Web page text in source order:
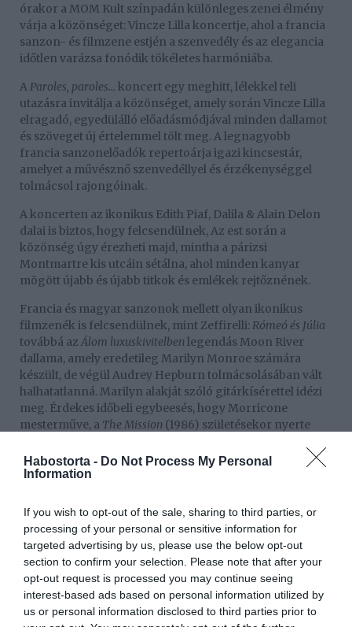
Habostorta - Do Not Process My Personal
Information
If you wish to opt-out of the sale, sharing to third parties, or
processing of your personal or sensitive information for
targeted advertising by us, please use the below opt-out
section to confirm your selection. Please note that after your
opt-out request is processed you may continue seeing
interest-based ads based on personal information utilized by
us or personal information disclosed to third parties prior to
órakor a MOM Kult színpadán különleges zenei élmény
várja a közönséget: Vincze Lilla koncertje, ahol a francia
sanzon- és filmzene estjén a szenvedély és az elegancia
időtlen varázsa fonódik tökéletes harmóniába.
AParoles, paroles... koncert egy meghitt, lélekkel teli
utazásra invitálja a közönséget, amely során Vincze Lilla
elragadó, egyedülálló előadásmódjával minden dallamot
és szöveget új értelemmel tölt meg. A legnagyobb
francia sanzonelőadók repertoárja igazi kincsestár,
amelyet a művésznő szenvedéllyel és érzékenységgel
tolmácsol rajongóinak.
A koncerten az ikonikus Edith Piaf, Dalila & Alain Delon
dalai is biztos, hogy felcsendülnek, Az est során a
közönség úgy érezheti majd, mintha a párizsi
Montmartre kis utcáin sétálna, ahol minden kanyar
mögött újabb és újabb titkok és emlékek rejtőznének.
Francia és magyar sanzonok mellett olyan ikonikus
filmzenék is felcsendülnek, mint Zeffirelli: Rómeó és Júlia
továbbá az Álom luxuskivitelben legendás Moon River
dallama, amely eredetileg Marilyn Monroe számára
készült, de végül Audrey Hepburn tolmácsolásában vált
halhatatlanná. Marilyn alakját szóló gitárkísérettel idézi
meg. Érdekes időbeli egybeesés, hogy Morricone
mesterműve, a The Mission (1986) születésekor nyerte
zenekar. A MOM Kult színpadán nem csupán nagyszerű
zenék hangzanak el, hanem érzések, történetek, sorsok
atmoszférája tökéletes arra, hogy a közönség közel
érezhesse magát Lilla csodálatos zenei világához.
Vincze Lillátaz ikonikus Napoleon Boulevard zenekar
élén ismerhette meg a közönség, és azóta is hű
önmagához: mindig a zene, a szív és a lélek harmóniáját